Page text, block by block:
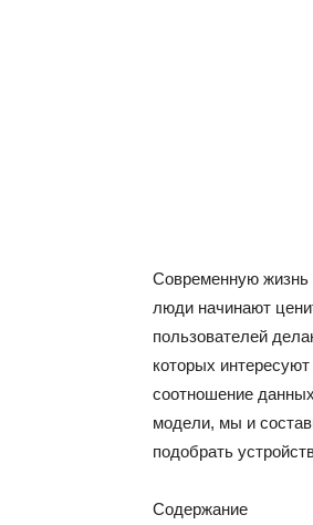
Современную жизнь
люди начинают
пользователей
которых
соотношение
модели, мы и
подобрать
Содержание